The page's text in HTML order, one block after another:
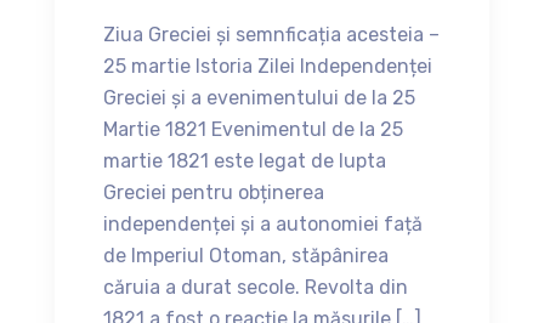
Ziua Greciei și semnficația acesteia –
25 martie Istoria Zilei Independenței
Greciei și a evenimentului de la 25
Martie 1821 Evenimentul de la 25
martie 1821 este legat de lupta
Greciei pentru obținerea
independenței și a autonomiei față
de Imperiul Otoman, stăpânirea
căruia a durat secole. Revolta din